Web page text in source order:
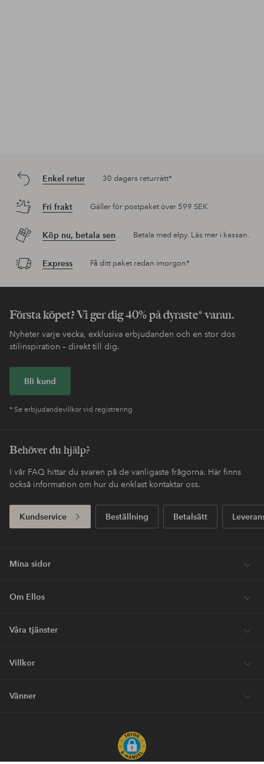
Enkel retur 30 dagars returrätt*
Fri frakt Gäller för postpaket över 599 SEK
Köp nu, betala sen Betala med elpy. Läs mer i kassan.
Express Få ditt paket redan imorgon*
Första köpet? Vi ger dig 40% på dyraste* varan.
Nyheter varje vecka, exklusiva erbjudanden och en stor dos
stilinspiration – direkt till dig.
Bli kund
* Se erbjudandevillkor vid registrering
Behöver du hjälp?
I vår FAQ hittar du svaren på de vanligaste frågorna. Här finns
också information om hur du enklast kontaktar oss.
Kundservice Beställning Betalsätt
Mina sidor
Om Ellos
Våra tjänster
Villkor
Vänner